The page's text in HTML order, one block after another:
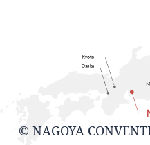
© NAGOYA